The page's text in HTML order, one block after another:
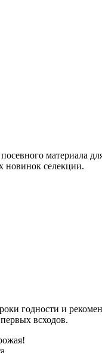
материала
новинок селекции.
годности и
всходов.